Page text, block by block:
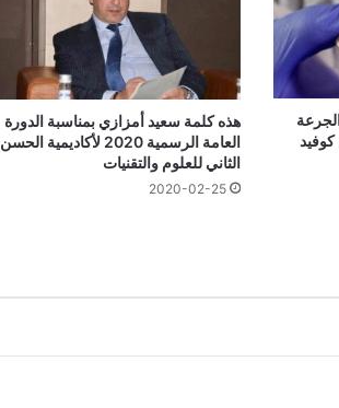
كوفيد
هذه كلمة سعيد أمزازي بمناسبة الدورة
العامة الرسمية 2020 لأكاديمية الحسن
الثاني للعلوم والتقنيات
2020-02-25